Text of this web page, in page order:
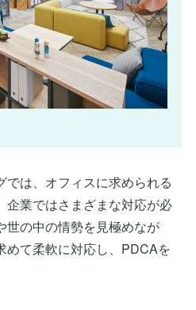
では、オフィスに求められる
企業ではさまざまな対応が必
世の中の情勢を見極めなが
めて柔軟に対応し、PDCAを